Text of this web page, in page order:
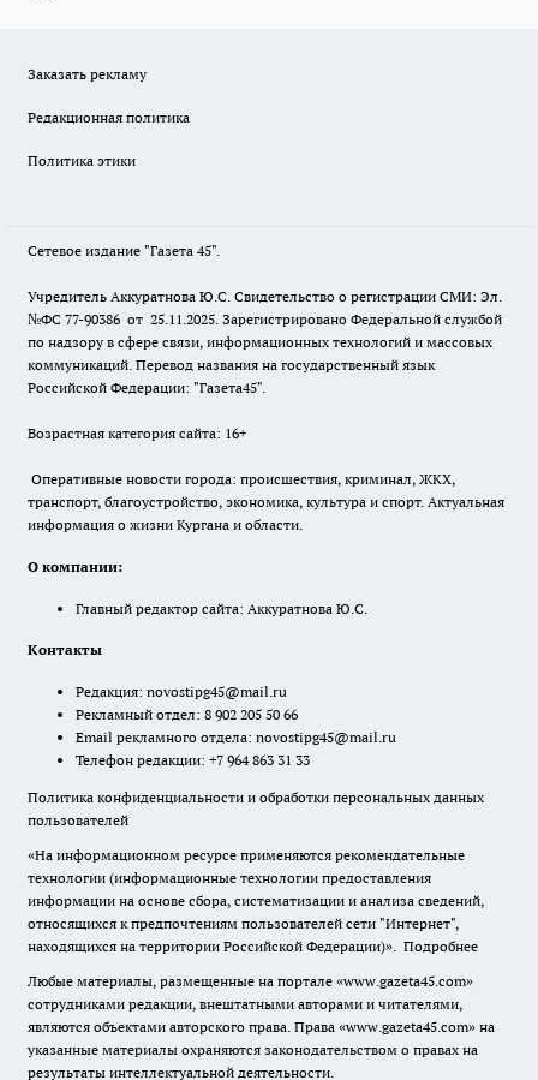
Заказать рекламу
Редакционная политика
Политика этики
Сетевое издание "Газета 45".
Учредитель Аккуратнова Ю.С. Свидетельство о регистрации СМИ: Эл.
№ФС 77-90386 от 25.11.2025. Зарегистрировано Федеральной службой
по надзору в сфере связи, информационных технологий и массовых
коммуникаций. Перевод названия на государственный язык
Российской Федерации: "Газета45".
Возрастная категория сайта: 16+
Оперативные новости города: происшествия, криминал, ЖКХ,
транспорт, благоустройство, экономика, культура и спорт. Актуальная
информация о жизни Кургана и области.
О компании:
Главный редактор сайта: Аккуратнова Ю.С.
Контакты
Редакция: novostipg45@mail.ru
Рекламный отдел: 8 902 205 50 66
Email рекламного отдела: novostipg45@mail.ru
Телефон редакции: +7 964 863 31 33
Политика конфиденциальности и обработки персональных данных
пользователей
«На информационном ресурсе применяются рекомендательные
технологии (информационные технологии предоставления
информации на основе сбора, систематизации и анализа сведений,
относящихся к предпочтениям пользователей сети "Интернет",
находящихся на территории Российской Федерации)». Подробнее
Любые материалы, размещенные на портале «www.gazeta45.com»
сотрудниками редакции, внештатными авторами и читателями,
являются объектами авторского права. Права «www.gazeta45.com» на
указанные материалы охраняются законодательством о правах на
результаты интеллектуальной деятельности.